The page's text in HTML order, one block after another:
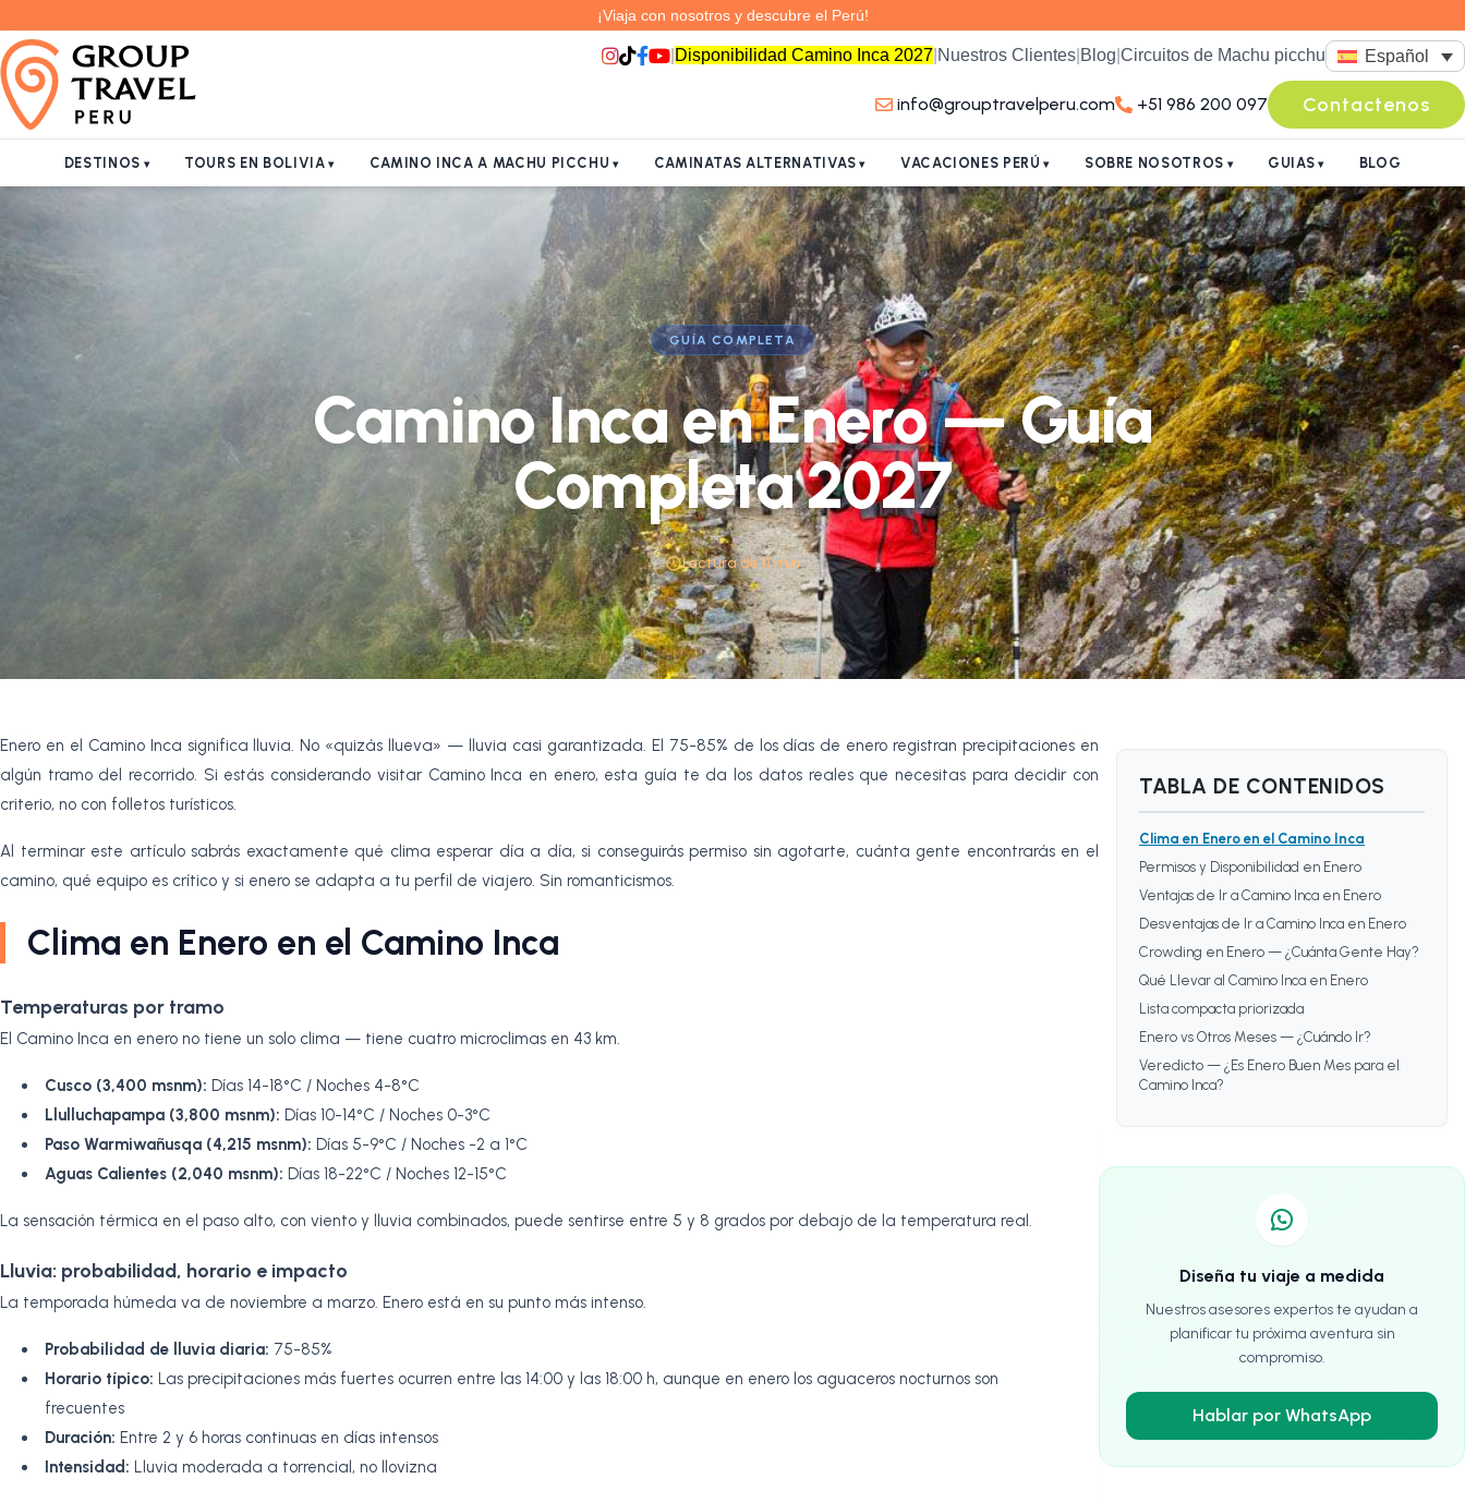
¡Viaja con nosotros y descubre el Perú!
Disponibilidad Camino Inca 2027 Nuestros Clientes Blog |Circuitos de Machu picchu Español
info@grouptravelperu.com +51 986 200 097 Contactenos
DESTINOS TOURS EN BOLIVIA CAMINO INCA A MACHU PICCHU CAMINATAS ALTERNATIVAS VACACIONES PERÚ SOBRE NOSOTROS GUIAS BLOG
GUÍA COMPLETA
Camino Inca en Enero — Guía
Completa 2027
• Lectura de 11 min•
Enero en el Camino Inca significa lluvia. No «quizás llueva» — lluvia casi garantizada. El 75-85% de los días de enero registran precipitaciones en
algún tramo del recorrido. Si estás considerando visitar Camino Inca en enero, esta guía te da los datos reales que necesitas para decidir con
criterio, no con folletos turísticos.
Al terminar este artículo sabrás exactamente qué clima esperar día a día, si conseguirás permiso sin agotarte, cuánta gente encontrarás en el
camino, qué equipo es crítico y si enero se adapta a tu perfil de viajero. Sin romanticismos.
Clima en Enero en el Camino Inca
Temperaturas por tramo
El Camino Inca en enero no tiene un solo clima — tiene cuatro microclimas en 43 km.
Cusco (3,400 msnm): Días 14-18°C / Noches 4-8°C
Llulluchapampa (3,800 msnm): Días 10-14°C / Noches 0-3°C
Paso Warmiwañusqa (4,215 msnm): Días 5-9°C / Noches -2 a 1°C
Aguas Calientes (2,040 msnm): Días 18-22°C / Noches 12-15°C
La sensación térmica en el paso alto, con viento y lluvia combinados, puede sentirse entre 5 y 8 grados por debajo de la temperatura real.
Lluvia: probabilidad, horario e impacto
La temporada húmeda va de noviembre a marzo. Enero está en su punto más intenso.
Probabilidad de lluvia diaria: 75-85%
Horario típico: Las precipitaciones más fuertes ocurren entre las 14:00 y las 18:00 h, aunque en enero los aguaceros nocturnos son
frecuentes
Duración: Entre 2 y 6 horas continuas en días intensos
Intensidad: Lluvia moderada a torrencial, no llovizna
TABLA DE CONTENIDOS
Clima en Enero en el Camino Inca
Permisos y Disponibilidad en Enero
Ventajas de Ir a Camino Inca en Enero
Desventajas de Ir a Camino Inca en Enero
Crowding en Enero — ¿Cuánta Gente Hay?
Qué Llevar al Camino Inca en Enero
Lista compacta priorizada
Enero vs Otros Meses — ¿Cuándo Ir?
Veredicto — ¿Es Enero Buen Mes para el
Camino Inca?
Diseña tu viaje a medida
Nuestros asesores expertos te ayudan a
planificar tu próxima aventura sin
compromiso.
Hablar por WhatsApp